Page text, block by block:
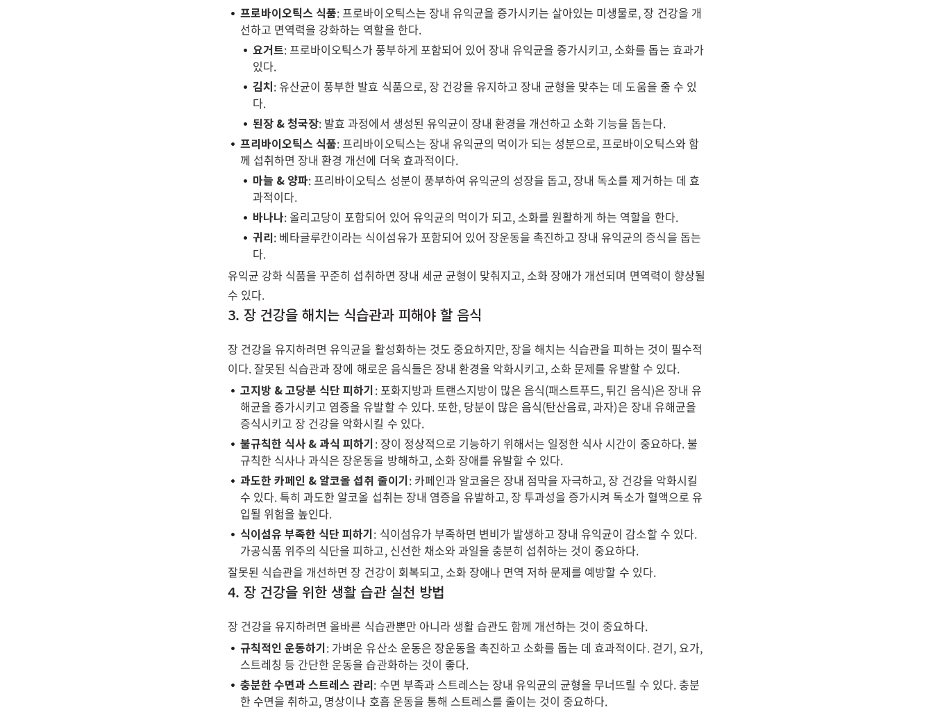
프로바이오틱스 식품: 프로바이오틱스는 장내 유익균을 증가시키는 살아있는 미생물로, 장 건강을 개
선하고 면역력을 강화하는 역할을 한다.
요거트: 프로바이오틱스가 풍부하게 포함되어 있어 장내 유익균을 증가시키고, 소화를 돕는 효과가
있다.
김치: 유산균이 풍부한 발효 식품으로, 장 건강을 유지하고 장내 균형을 맞추는 데 도움을 줄 수 있
다.
된장 & 청국장: 발효 과정에서 생성된 유익균이 장내 환경을 개선하고 소화 기능을 돕는다.
프리바이오틱스 식품: 프리바이오틱스는 장내 유익균의 먹이가 되는 성분으로, 프로바이오틱스와 함
께 섭취하면 장내 환경 개선에 더욱 효과적이다.
마늘 & 양파: 프리바이오틱스 성분이 풍부하여 유익균의 성장을 돕고, 장내 독소를 제거하는 데 효
과적이다.
바나나: 올리고당이 포함되어 있어 유익균의 먹이가 되고, 소화를 원활하게 하는 역할을 한다.
귀리: 베타글루칸이라는 식이섬유가 포함되어 있어 장운동을 촉진하고 장내 유익균의 증식을 돕는
다.
유익균 강화 식품을 꾸준히 섭취하면 장내 세균 균형이 맞춰지고, 소화 장애가 개선되며 면역력이 향상될
수 있다.
3. 장 건강을 해치는 식습관과 피해야 할 음식
장 건강을 유지하려면 유익균을 활성화하는 것도 중요하지만, 장을 해치는 식습관을 피하는 것이 필수적
이다. 잘못된 식습관과 장에 해로운 음식들은 장내 환경을 악화시키고, 소화 문제를 유발할 수 있다.
고지방 & 고당분 식단 피하기: 포화지방과 트랜스지방이 많은 음식(패스트푸드, 튀긴 음식)은 장내 유
해균을 증가시키고 염증을 유발할 수 있다. 또한, 당분이 많은 음식(탄산음료, 과자)은 장내 유해균을
증식시키고 장 건강을 악화시킬 수 있다.
불규칙한 식사 & 과식 피하기: 장이 정상적으로 기능하기 위해서는 일정한 식사 시간이 중요하다. 불
규칙한 식사나 과식은 장운동을 방해하고, 소화 장애를 유발할 수 있다.
과도한 카페인 & 알코올 섭취 줄이기: 카페인과 알코올은 장내 점막을 자극하고, 장 건강을 악화시킬
수 있다. 특히 과도한 알코올 섭취는 장내 염증을 유발하고, 장 투과성을 증가시켜 독소가 혈액으로 유
입될 위험을 높인다.
식이섬유 부족한 식단 피하기: 식이섬유가 부족하면 변비가 발생하고 장내 유익균이 감소할 수 있다.
가공식품 위주의 식단을 피하고, 신선한 채소와 과일을 충분히 섭취하는 것이 중요하다.
잘못된 식습관을 개선하면 장 건강이 회복되고, 소화 장애나 면역 저하 문제를 예방할 수 있다.
4. 장 건강을 위한 생활 습관 실천 방법
장 건강을 유지하려면 올바른 식습관뿐만 아니라 생활 습관도 함께 개선하는 것이 중요하다.
규칙적인 운동하기: 가벼운 유산소 운동은 장운동을 촉진하고 소화를 돕는 데 효과적이다. 걷기, 요가,
스트레칭 등 간단한 운동을 습관화하는 것이 좋다.
충분한 수면과 스트레스 관리: 수면 부족과 스트레스는 장내 유익균의 균형을 무너뜨릴 수 있다. 충분
한 수면을 취하고, 명상이나 호흡 운동을 통해 스트레스를 줄이는 것이 중요하다.